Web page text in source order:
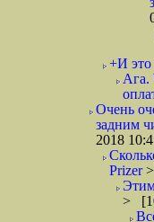
+И
Ага.
Очень
задним
2018
Prizer
>